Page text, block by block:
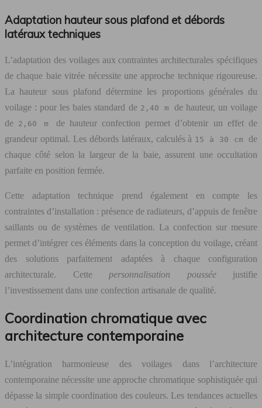
Adaptation hauteur sous plafond et débords
latéraux techniques
L’adaptation des voilages aux contraintes architecturales spécifiques
de chaque baie vitrée nécessite une approche technique rigoureuse.
La hauteur sous plafond détermine les proportions générales du
voilage : pour les baies standard de 2,40 m de hauteur, un voilage
de 2,60 m de hauteur confection permet d’obtenir un effet de
grandeur optimal. Les débords latéraux, calculés à 15 à 30 cmde
chaque côté selon la largeur de la baie, assurent une occultation
parfaite en position fermée.
Cette adaptation technique prend également en compte les
contraintes d’installation : présence de radiateurs, d’appuis de fenêtre
saillants ou de systèmes de ventilation. La confection sur mesure
permet d’intégrer ces éléments dans la conception du voilage, créant
des solutions parfaitement adaptées à chaque configuration
architecturale. Cette personnalisation poussée justifie
l’investissement dans une confection artisanale de qualité.
Coordination chromatique avec
architecture contemporaine
L’intégration harmonieuse des voilages dans l’architecture
contemporaine nécessite une approche chromatique sophistiquée qui
dépasse la simple coordination des couleurs. Les tendances actuelles